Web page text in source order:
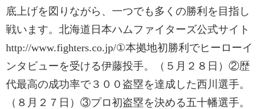
底上げを図りながら、一つでも多くの勝利を目指し
戦います。北海道日本ハムファイターズ公式サイト
http://www.fighters.co.jp/①本拠地初勝利でヒーローイ
ンタビューを受ける伊藤投手。（５月２８日）②歴
代最高の成功率で３００盗塁を達成した西川選手。
（８月２７日）③プロ初盗塁を決める五十幡選手。